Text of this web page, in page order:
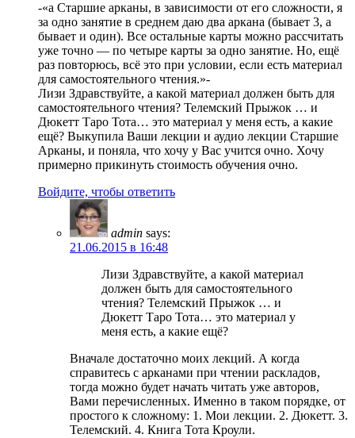
-«а Старшие арканы, в зависимости от его сложности, я
за одно занятие в среднем даю два аркана (бывает 3, а
бывает и один). Все остальные карты можно рассчитать
уже точно — по четыре карты за одно занятие. Но, ещё
раз повторюсь, всё это при условии, если есть материал
для самостоятельного чтения.»-
Лизи Здравствуйте, а какой материал должен быть для
самостоятельного чтения? Телемский Прыжок … и
Дюкетт Таро Тота… это материал у меня есть, а какие
ещё? Выкупила Ваши лекции и аудио лекции Старшие
Арканы, и поняла, что хочу у Вас учится очно. Хочу
примерно прикинуть стоимость обучения очно.
Войдите, чтобы ответить
admin says:
21.06.2015 в 16:48
Лизи Здравствуйте, а какой материал
должен быть для самостоятельного
чтения? Телемский Прыжок … и
Дюкетт Таро Тота… это материал у
меня есть, а какие ещё?
Вначале достаточно моих лекций. А когда
справитесь с арканами при чтении раскладов,
тогда можно будет начать читать уже авторов,
Вами перечисленных. Именно в таком порядке, от
простого к сложному: 1. Мои лекции. 2. Дюкетт. 3.
Телемский. 4. Книга Тота Кроули.